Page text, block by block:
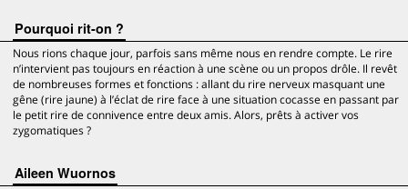
Pourquoi rit-on ?
Nous rions chaque jour, parfois sans même nous en rendre compte. Le rire
n’intervient pas toujours en réaction à une scène ou un propos drôle. Il revêt
de nombreuses formes et fonctions : allant du rire nerveux masquant une
gêne (rire jaune) à l’éclat de rire face à une situation cocasse en passant par
le petit rire de connivence entre deux amis. Alors, prêts à activer vos
zygomatiques ?
Aileen Wuornos